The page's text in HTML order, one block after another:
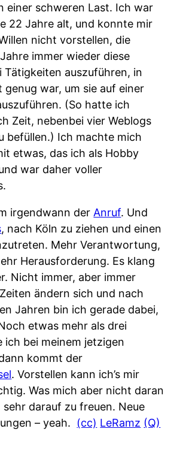
einer schweren Last. Ich war
22 Jahre alt, und konnte mir
nicht vorstellen, die
immer wieder diese
Tätigkeiten auszuführen, in
genug war, um sie auf einer
(So hatte ich
Zeit, nebenbei vier Weblogs
befüllen.) Ich machte mich
etwas, das ich als Hobby
war daher voller
irgendwann der Anruf. Und
, nach Köln zu ziehen und einen
Mehr Verantwortung,
Herausforderung. Es klang
Nicht immer, aber immer
ändern sich und nach
Jahren bin ich gerade dabei,
etwas mehr als drei
ich bei meinem jetzigen
kommt der
. Vorstellen kann ich’s mir
Was mich aber nicht daran
darauf zu freuen. Neue
– yeah.
(cc) LeRamz (Q)